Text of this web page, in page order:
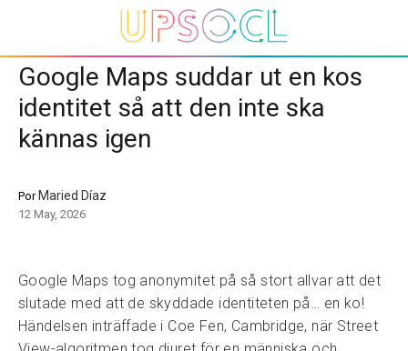
Google Maps suddar ut en kos
identitet så att den inte ska
kännas igen
Por Maried Díaz
12 May, 2026
Google Maps tog anonymitet på så stort allvar att det
slutade med att de skyddade identiteten på… en ko!
Händelsen inträffade i Coe Fen, Cambridge, när Street